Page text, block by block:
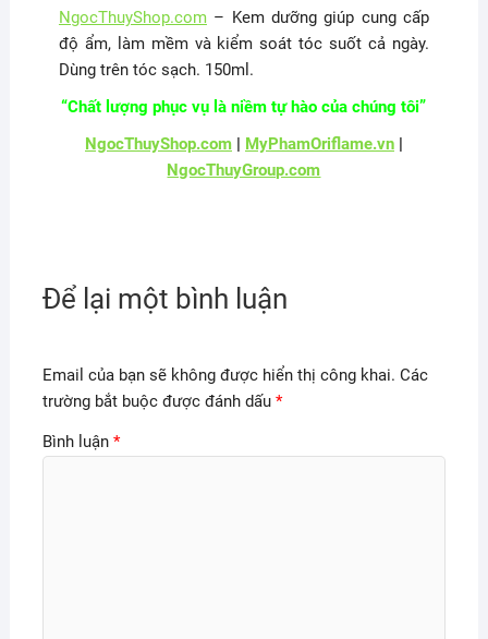
NgocThuyShop.com– Kem dưỡng giúp cung cấp
độ ẩm, làm mềm và kiểm soát tóc suốt cả ngày.
Dùng trên tóc sạch. 150ml.
“Chất lượng phục vụ là niềm tự hào của chúng tôi”
NgocThuyShop.com| MyPhamOriflame.vn|
NgocThuyGroup.com
Để lại một bình luận
Email của bạn sẽ không được hiển thị công khai. Các
trường bắt buộc được đánh dấu *
Bình luận *